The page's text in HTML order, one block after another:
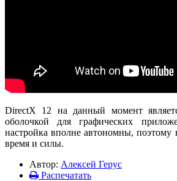
DirectX 12 на данный момент
оболочкой для графических
настройка вполне автономны, поэтому
время и силы.
Автор: Алексей Герус
Распечатать